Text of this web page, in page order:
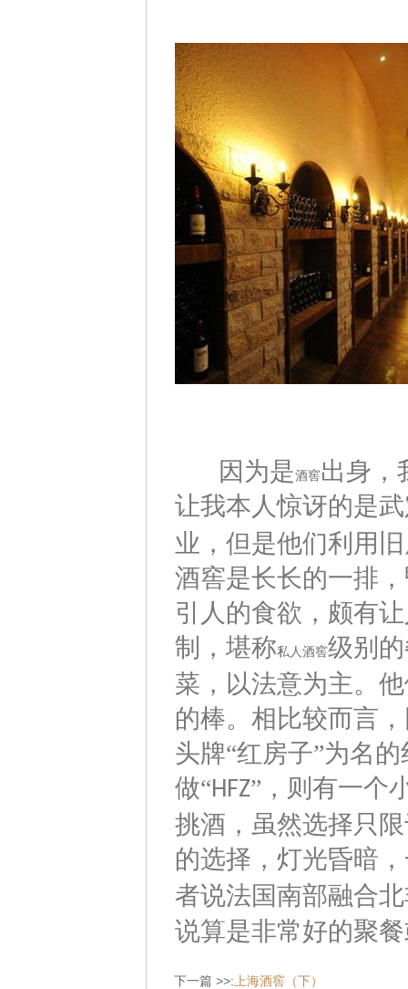
因为是酒窖出身，
让我本人惊讶的是
业，但是他们利用
酒窖是长长的一排
引人的食欲，颇有
制，堪称私人酒窖级别
菜，以法意为主。
的棒。相比较而言
头牌“红房子”为名
做“HFZ”，则有一个
挑酒，虽然选择只
的选择，灯光昏暗
者说法国南部融合
说算是非常好的聚
下一篇 >>: 上海酒窖（下）